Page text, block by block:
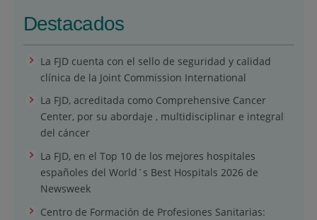
Destacados
La FJD cuenta con el sello de seguridad y calidad
clínica de la Joint Commission International
La FJD, acreditada como Comprehensive Cancer
Center, por su abordaje , multidisciplinar e integral
del cáncer
La FJD, en el Top 10 de los mejores hospitales
españoles del World´s Best Hospitals 2026 de
Newsweek
Centro de Formación de Profesiones Sanitarias: